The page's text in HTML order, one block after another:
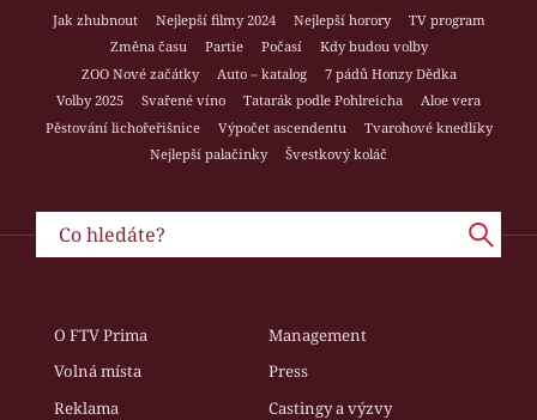
Jak zhubnout Nejlepší filmy 2024 Nejlepší horory
TV program
Změna času
Partie Počasí
Kdy budou volby
ZOO Nové začátky
Auto – katalog
7 pádů Honzy Dědka
Volby 2025
Svařené víno Tatarák podle Pohlreicha
Aloe vera
Pěstování lichořeřišnice
Výpočet ascendentu
Tvarohové knedlíky
Nejlepší palačinky
Švestkový koláč
O FTV Prima
Management
Volná místa
Press
Reklama
Castingy a výzvy